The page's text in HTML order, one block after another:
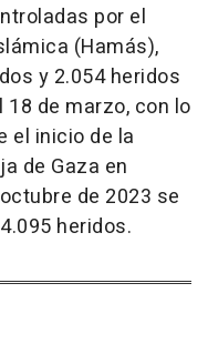
por el
(Hamás),
y 2.054 heridos
de marzo, con lo
el inicio de la
de Gaza en
de 2023 se
heridos.